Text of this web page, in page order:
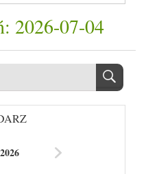
2026-07-04